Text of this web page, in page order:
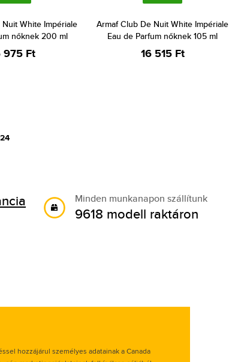
White Impériale
nőknek 200 ml
975 Ft
Armaf Club De Nuit White Impériale
Eau de Parfum nőknek 105 ml
16 515 Ft
24
Minden munkanapon szállítunk
9618 modell raktáron
hozzájárul személyes adatainak a Canada